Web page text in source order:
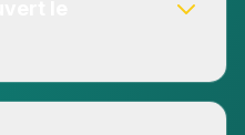
– 010223822 n'est pas